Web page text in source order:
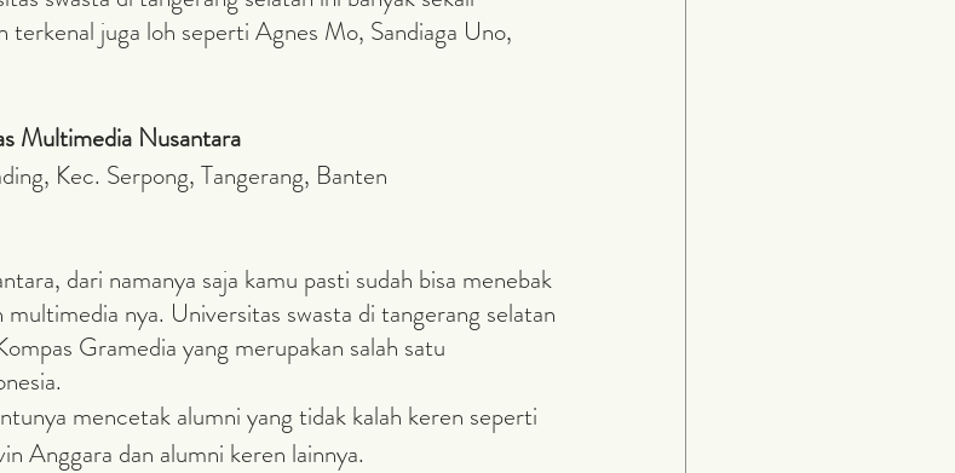
terkenal juga loh seperti Agnes Mo, Sandiaga Uno,
Multimedia Nusantara
Kec. Serpong, Tangerang, Banten
nya. Universitas swasta di tangerang selatan
Gramedia yang merupakan salah satu
Anggara dan alumni keren lainnya.